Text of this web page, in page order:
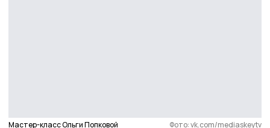
Мастер-класс Ольги Попковой Фото: vk.com/mediaskeytv